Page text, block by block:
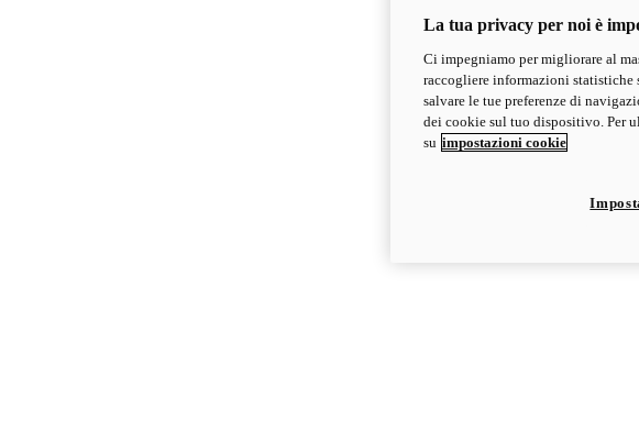
La tua privacy per noi è
Ci impegniamo per migliorare al
raccogliere informazioni
salvare le tue preferenze di
dei cookie sul tuo dispositivo. Per
su impostazioni cookie